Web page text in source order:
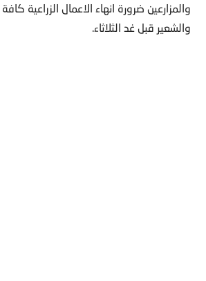
والمزارعين ضرورة انهاء الاعمال الزراعية
والشعير قبل غد الثلاثاء.